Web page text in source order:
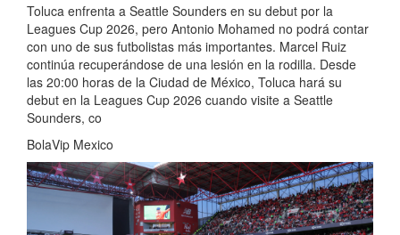
Toluca enfrenta a Seattle Sounders en su debut por la
Leagues Cup 2026, pero Antonio Mohamed no podrá contar
con uno de sus futbolistas más importantes. Marcel Ruiz
continúa recuperándose de una lesión en la rodilla. Desde
las 20:00 horas de la Ciudad de México, Toluca hará su
debut en la Leagues Cup 2026 cuando visite a Seattle
Sounders, co
BolaVip Mexico